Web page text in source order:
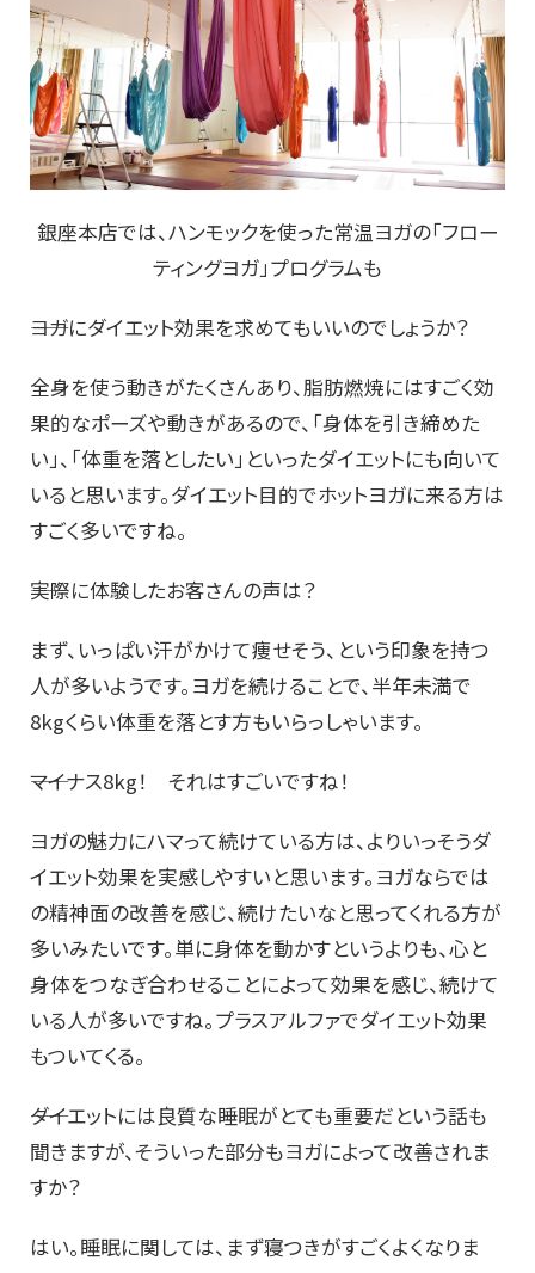
銀座本店では、ハンモックを使った常温ヨガの「フロー
ティングヨガ」プログラムも
――ヨガにダイエット効果を求めてもいいのでしょうか？
全身を使う動きがたくさんあり、脂肪燃焼にはすごく効
果的なポーズや動きがあるので、「身体を引き締めた
い」、「体重を落としたい」といったダイエットにも向いて
いると思います。ダイエット目的でホットヨガに来る方は
すごく多いですね。
――実際に体験したお客さんの声は？
まず、いっぱい汗がかけて痩せそう、という印象を持つ
人が多いようです。ヨガを続けることで、半年未満で
8kgくらい体重を落とす方もいらっしゃいます。
――マイナス8kg！ それはすごいですね！
ヨガの魅力にハマって続けている方は、よりいっそうダ
イエット効果を実感しやすいと思います。ヨガならでは
の精神面の改善を感じ、続けたいなと思ってくれる方が
多いみたいです。単に身体を動かすというよりも、心と
身体をつなぎ合わせることによって効果を感じ、続けて
いる人が多いですね。プラスアルファでダイエット効果
もついてくる。
――ダイエットには良質な睡眠がとても重要だという話も
聞きますが、そういった部分もヨガによって改善されま
すか？
はい。睡眠に関しては、まず寝つきがすごくよくなりま